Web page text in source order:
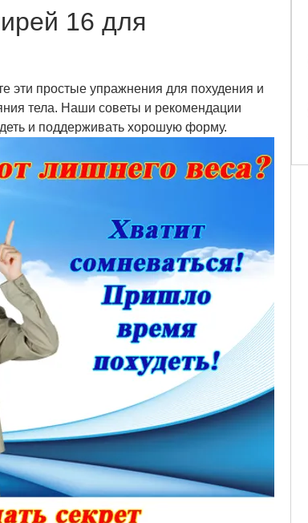
16 для
эти простые упражнения для похудения и
тела. Наши советы и рекомендации
и поддерживать хорошую форму.